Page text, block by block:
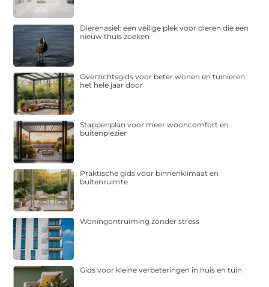
Dierenasiel: een veilige plek voor dieren die een
nieuw thuis zoeken
Overzichtsgids voor beter wonen en tuinieren
het hele jaar door
Stappenplan voor meer wooncomfort en
buitenplezier
Praktische gids voor binnenklimaat en
buitenruimte
Woningontruiming zonder stress
Gids voor kleine verbeteringen in huis en tuin